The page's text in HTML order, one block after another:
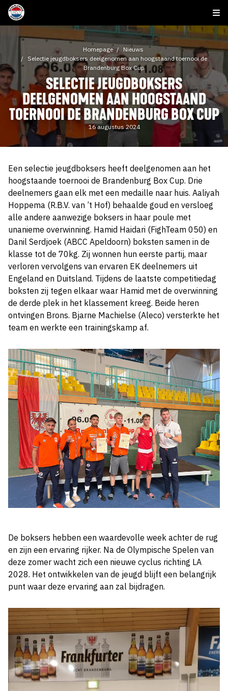
Homepage
Nieuws
Selectie jeugdboksers deelgenomen aan hoogstaand toernooi de
Brandenburg Box Cup
SELECTIE JEUGDBOKSERS
DEELGENOMEN AAN HOOGSTAAND
TOERNOOI DE BRANDENBURG BOX CUP
16 augustus 2024
Een selectie jeugdboksers heeft deelgenomen aan het
hoogstaande toernooi de Brandenburg Box Cup. Drie
deelnemers gaan elk met een medaille naar huis. Aaliyah
Hoppema (R.B.V. van ’t Hof) behaalde goud en versloeg
alle andere aanwezige boksers in haar poule met
unanieme overwinning. Hamid Haidari (FighTeam 050) en
Danil Serdjoek (ABCC Apeldoorn) boksten samen in de
klasse tot de 70kg. Zij wonnen hun eerste partij, maar
verloren vervolgens van ervaren EK deelnemers uit
Engeland en Duitsland. Tijdens de laatste competitiedag
boksten zij tegen elkaar waar Hamid met de overwinning
de derde plek in het klassement kreeg. Beide heren
ontvingen Brons. Bjarne Machielse (Aleco) versterkte het
team en werkte een trainingskamp af.
De boksers hebben een waardevolle week achter de rug
en zijn een ervaring rijker. Na de Olympische Spelen van
deze zomer wacht zich een nieuwe cyclus richting LA
2028. Het ontwikkelen van de jeugd blijft een belangrijk
punt waar deze ervaring aan zal bijdragen.